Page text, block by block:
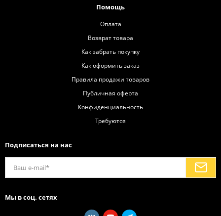
Помощь
Оплата
Возврат товара
Как забрать покупку
Как оформить заказ
Правила продажи товаров
Публичная оферта
Конфиденциальность
Требуются
Подписаться на нас
Мы в соц. сетях